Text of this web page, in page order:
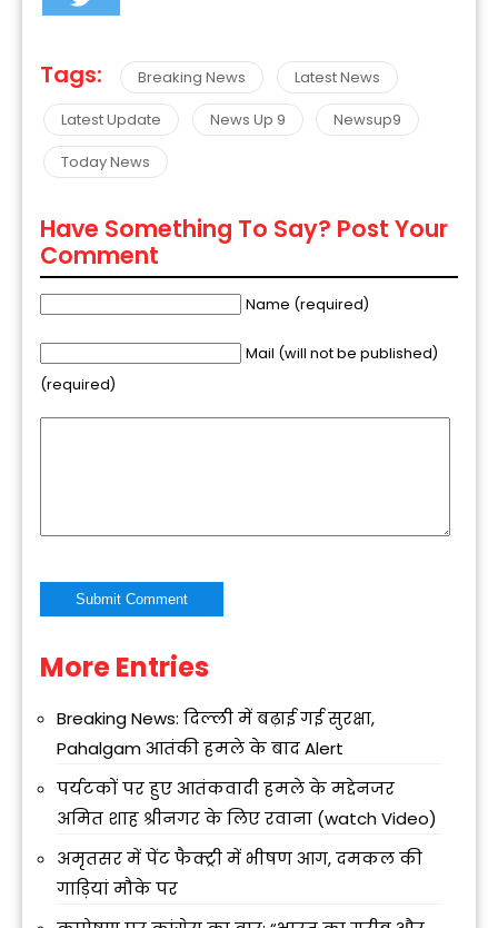
Tags: Breaking News
Latest News
Latest Update
News Up 9
Newsup9
Today News
Have Something To Say? Post Your
Comment
Name (required)
Mail (will not be published)
(required)
Alternative:
More Entries
Breaking News: दिल्ली में बढ़ाई गई सुरक्षा,
Pahalgam आतंकी हमले के बाद Alert
पर्यटकों पर हुए आतंकवादी हमले के मद्देनजर
अमित शाह श्रीनगर के लिए रवाना (watch Video)
अमृतसर में पेंट फैक्ट्री में भीषण आग, दमकल की
गाड़ियां मौके पर